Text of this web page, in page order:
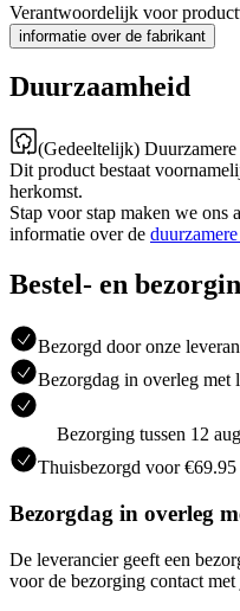
Verantwoordelijk voor
informatie over de fabrikant
Duurzaamheid
(Gedeeltelijk)
Dit product bestaat
herkomst.
Stap voor stap maken we ons
informatie over de
Bestel- en
Bezorgd door onze
Bezorgdag in overleg met
Bezorging tussen 12
Thuisbezorgd voor €69.95
Bezorgdag in overleg
De leverancier geeft een
voor de bezorging contact